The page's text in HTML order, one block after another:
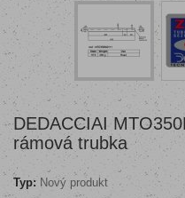
DEDACCIAI
rámová trubka
Typ: Nový produkt